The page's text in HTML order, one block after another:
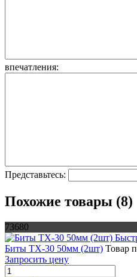
впечатления:
Представьтесь:
Похожие товары (8)
73680
Биты TX-30 50мм (2шт) Товар
Запросить цену